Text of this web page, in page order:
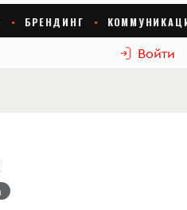
Войти